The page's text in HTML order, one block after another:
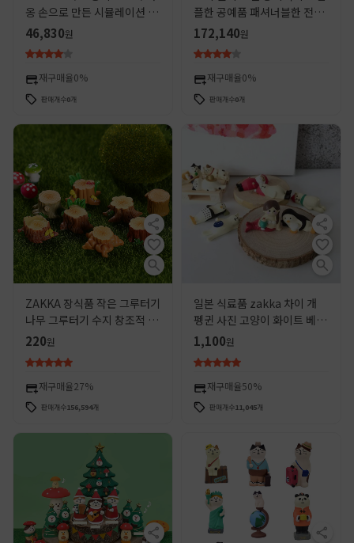
옹 손으로 만든 시뮬레이션 고
양이 창조적 인 장식품 인형 오
렌지 고양이 유행 장난감
46,830원
재구매율0%
판매개수0개
플한 공예품 패셔너블한 전기
도금 금색 트위스트 홈 인테리
어 조각 수공예품
172,140원
재구매율0%
판매개수0개
ZAKKA 장식품 작은 그루터기
나무 그루터기 수지 창조적 인
장식품 이끼 마이크로 조경 장
220원
재구매율27%
판매개수156,594개
일본 식료품 zakka 차이 개
펭귄 사진 고양이 화이트 베어
간장 게으른 고양이 창조적 인
공예 마이크로 장식품
1,100원
재구매율50%
판매개수11,045개